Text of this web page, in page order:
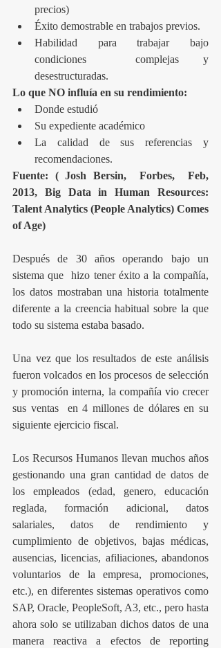
precios)
Éxito demostrable en trabajos previos.
Habilidad para trabajar bajo
condiciones  complejas y
desestructuradas.
Lo que NO influía en su rendimiento:
Donde estudió
Su expediente académico
La calidad de sus referencias y
recomendaciones.
Fuente: ( Josh Bersin,  Forbes,  Feb,
2013, Big Data in Human Resources:
Talent Analytics (People Analytics) Comes
of Age)
Después de 30 años operando bajo un
sistema que  hizo tener éxito a la compañía,
los datos mostraban una historia totalmente
diferente a la creencia habitual sobre la que
todo su sistema estaba basado.
Una vez que los resultados de este análisis
fueron volcados en los procesos de selección
y promoción interna, la compañía vio crecer
sus ventas  en 4 millones de dólares en su
siguiente ejercicio fiscal.
Los Recursos Humanos llevan muchos años
gestionando una gran cantidad de datos de
los empleados (edad, genero, educación
reglada, formación adicional, datos
salariales, datos de rendimiento y
cumplimiento de objetivos, bajas médicas,
ausencias, licencias, afiliaciones, abandonos
voluntarios de la empresa, promociones,
etc.), en diferentes sistemas operativos como
SAP, Oracle, PeopleSoft, A3, etc., pero hasta
ahora solo se utilizaban dichos datos de una
manera reactiva a efectos de reporting